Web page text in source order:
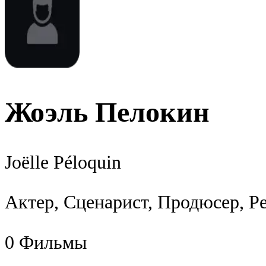
Жоэль Пелокин
Joëlle Péloquin
Актер, Сценарист, Продюсер,
0 Фильмы